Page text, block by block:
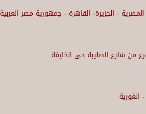
- الجزيرة- القاهرة - جمهورية مصر العربية